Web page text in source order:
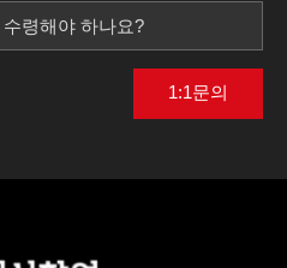
령해야 하나요?
1:1문의